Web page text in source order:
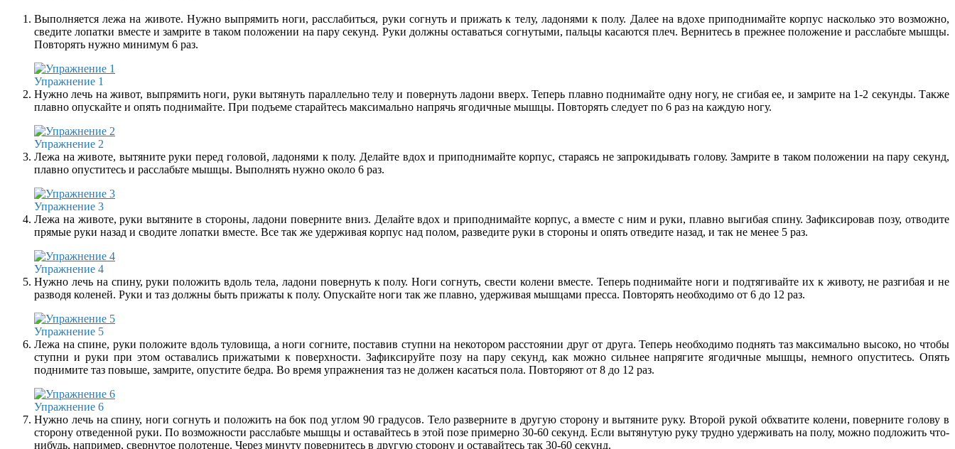
Выполняется лежа на животе. Нужно выпрямить ноги, расслабиться, руки согнуть и прижать к телу, ладонями к полу. Далее на вдохе приподнимайте корпус насколько это возможно,
сведите лопатки вместе и замрите в таком положении на пару секунд. Руки должны оставаться согнутыми, пальцы касаются плеч. Вернитесь в прежнее положение и расслабьте мышцы.
Повторять нужно минимум 6 раз.
Упражнение 1
Нужно лечь на живот, выпрямить ноги, руки вытянуть параллельно телу и повернуть ладони вверх. Теперь плавно поднимайте одну ногу, не сгибая ее, и замрите на 1-2 секунды. Также
плавно опускайте и опять поднимайте. При подъеме старайтесь максимально напрячь ягодичные мышцы. Повторять следует по 6 раз на каждую ногу.
Упражнение 2
Лежа на животе, вытяните руки перед головой, ладонями к полу. Делайте вдох и приподнимайте корпус, стараясь не запрокидывать голову. Замрите в таком положении на пару секунд,
плавно опуститесь и расслабьте мышцы. Выполнять нужно около 6 раз.
Упражнение 3
Лежа на животе, руки вытяните в стороны, ладони поверните вниз. Делайте вдох и приподнимайте корпус, а вместе с ним и руки, плавно выгибая спину. Зафиксировав позу, отводите
прямые руки назад и сводите лопатки вместе. Все так же удерживая корпус над полом, разведите руки в стороны и опять отведите назад, и так не менее 5 раз.
Упражнение 4
Нужно лечь на спину, руки положить вдоль тела, ладони повернуть к полу. Ноги согнуть, свести колени вместе. Теперь поднимайте ноги и подтягивайте их к животу, не разгибая и не
разводя коленей. Руки и таз должны быть прижаты к полу. Опускайте ноги так же плавно, удерживая мышцами пресса. Повторять необходимо от 6 до 12 раз.
Упражнение 5
Лежа на спине, руки положите вдоль туловища, а ноги согните, поставив ступни на некотором расстоянии друг от друга. Теперь необходимо поднять таз максимально высоко, но чтобы
ступни и руки при этом оставались прижатыми к поверхности. Зафиксируйте позу на пару секунд, как можно сильнее напрягите ягодичные мышцы, немного опуститесь. Опять
поднимите таз повыше, замрите, опустите бедра. Во время упражнения таз не должен касаться пола. Повторяют от 8 до 12 раз.
Упражнение 6
Нужно лечь на спину, ноги согнуть и положить на бок под углом 90 градусов. Тело разверните в другую сторону и вытяните руку. Второй рукой обхватите колени, поверните голову в
сторону отведенной руки. По возможности расслабьте мышцы и оставайтесь в этой позе примерно 30-60 секунд. Если вытянутую руку трудно удерживать на полу, можно подложить что-
нибудь, например, свернутое полотенце. Через минуту повернитесь в другую сторону и оставайтесь так 30-60 секунд.